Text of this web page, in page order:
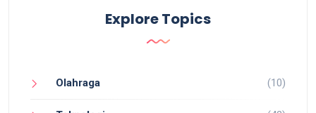
Explore Topics
Olahraga (10)